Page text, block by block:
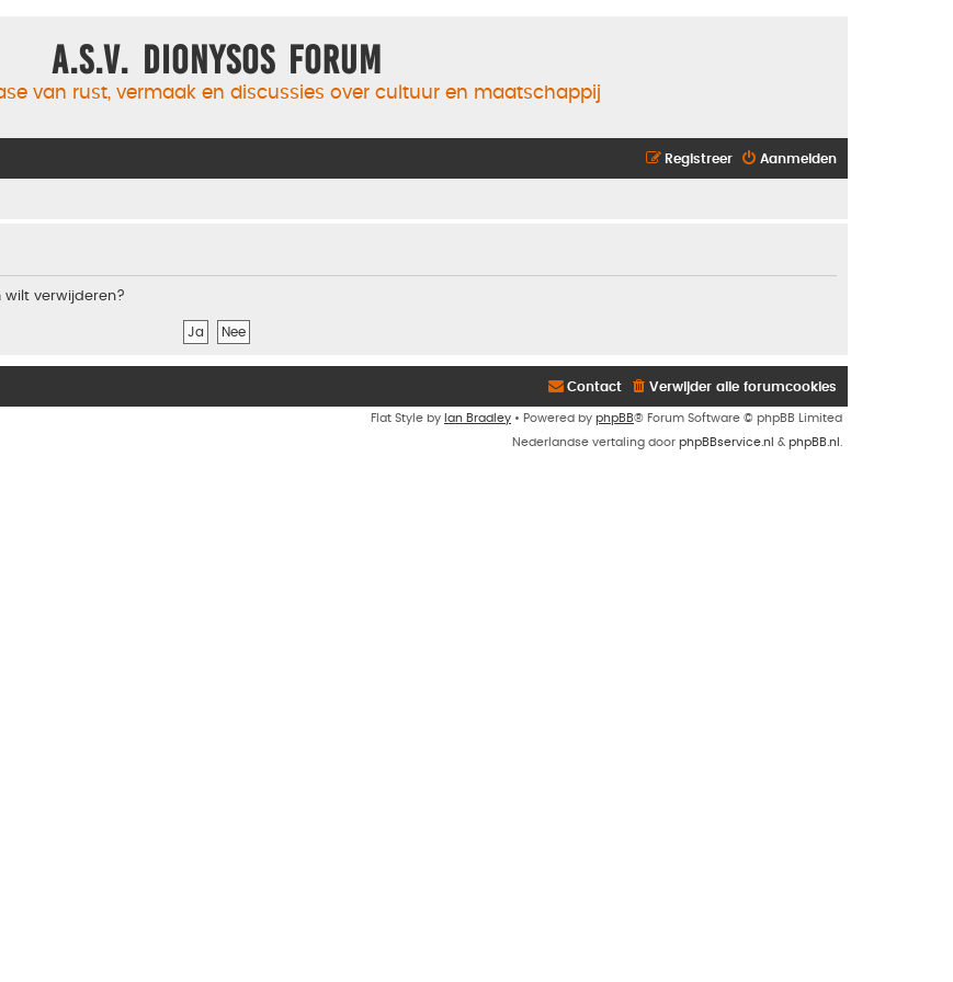
A.S.V. Dionysos Forum
van rust, vermaak en discussies over cultuur en maatschappij
Aanmelden
Registreer
verwijderen?
Verwijder alle forumcookies
Contact
Flat Style by Ian Bradley • Powered by phpBB® Forum Software © phpBB Limited
Nederlandse vertaling door phpBBservice.nl & phpBB.nl .